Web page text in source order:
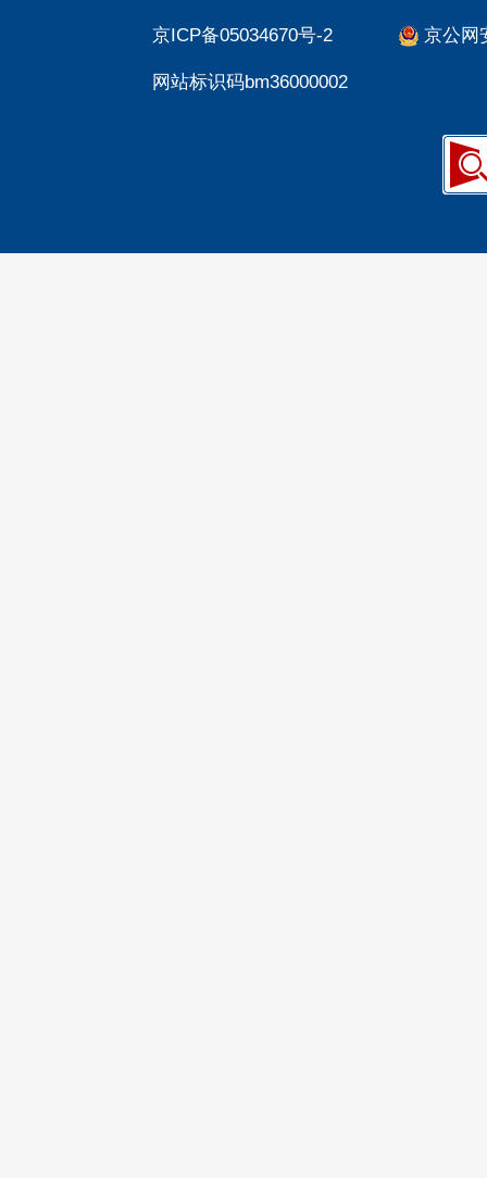
京ICP备05034670号-2 京公网
网站标识码bm36000002